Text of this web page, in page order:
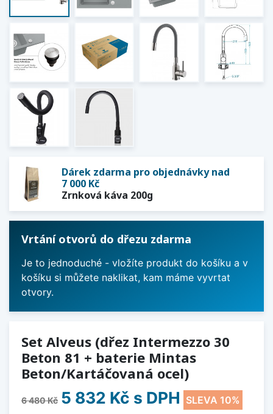
Dárek zdarma pro objednávky nad
7 000 Kč
Zrnková káva 200g
Vrtání otvorů do dřezu zdarma
Je to jednoduché - vložíte produkt do košíku a v
košíku si můžete naklikat, kam máme vyvrtat
otvory.
Set Alveus (dřez Intermezzo 30
Beton 81 + baterie Mintas
Beton/Kartáčovaná ocel)
6 480 Kč 5 832 Kč s DPH SLEVA 10%